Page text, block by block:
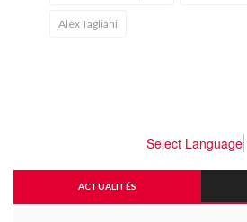
Alex Tagliani
Select Language
ACTUALITÉS